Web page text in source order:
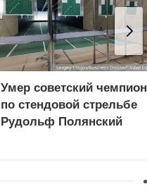
Умер советский чемпион
по стендовой стрельбе
Рудольф Полянский